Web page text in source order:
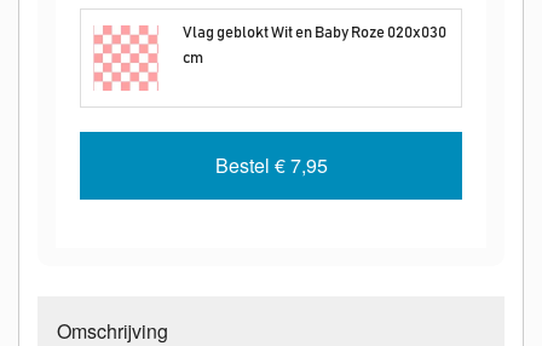
Vlag geblokt Wit en Baby Roze 020x030
cm
Bestel € 7,95
Omschrijving